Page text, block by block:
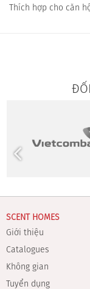
Thích hợp cho căn
SCENT HOMES
Giới thiệu
Catalogues
Không gian
Tuyển dụng